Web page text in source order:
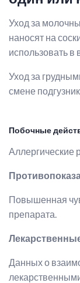
Уход за
наносят на
использовать в
Уход за
смене
Побочные
Аллергические
Повышенная
препарата.
Данных о